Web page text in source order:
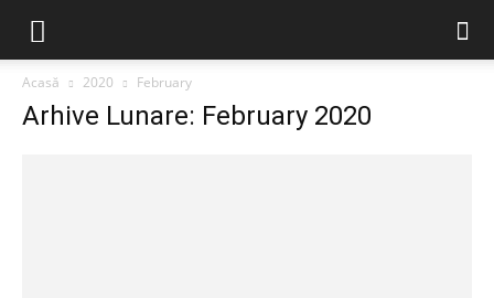
Acasă 2020 February
Arhive Lunare: February 2020